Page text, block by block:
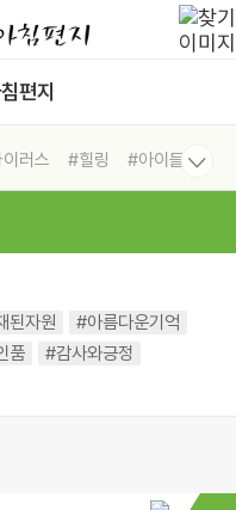
편지
러스 #힐링
#아이들
된자원
#아름다운기억
품 #감사와긍정